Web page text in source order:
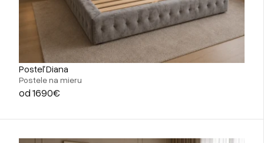
Posteľ Diana
Postele na mieru
od 1690€